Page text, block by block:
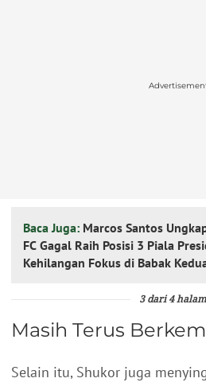
Baca Juga: Marcos Santos
FC Gagal Raih Posisi 3 Piala
Kehilangan Fokus di Babak
3 dari 4
Masih Terus
Selain itu, Shukor juga